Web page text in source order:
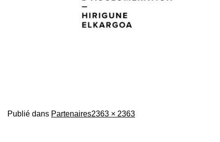
Publié dans PartenairesTaille
2363 × 2363